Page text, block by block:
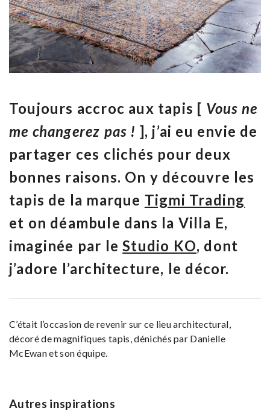
Toujours accroc aux tapis [ Vous ne
me changerez pas ! ], j’ai eu envie de
partager ces clichés pour deux
bonnes raisons. On y découvre les
tapis de la marque Tigmi Trading
et on déambule dans la Villa E,
imaginée par leStudio KO, dont
j’adore l’architecture, le décor.
C’était l’occasion de revenir sur ce lieu architectural,
décoré de magnifiques tapis, dénichés par Danielle
McEwan et son équipe.
Autres inspirations